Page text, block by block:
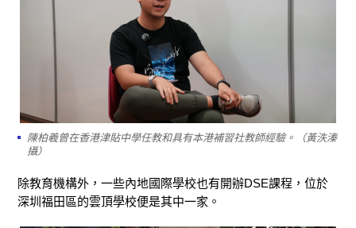
陳柏羲曾在香港津貼中學任教和具有本港補習社教師經驗。（黃泆溱
攝）
除教育機構外，一些內地國際學校也有開辦DSE課程，位於
深圳福田區的雲頂學校便是其中一家。